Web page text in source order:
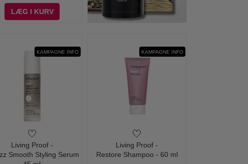
LÆG I KURV
KAMPAGNE INFO
Living Proof -
Smooth Styling Serum -
KAMPAGNE INFO
Living Proof -
Restore Shampoo - 60 ml